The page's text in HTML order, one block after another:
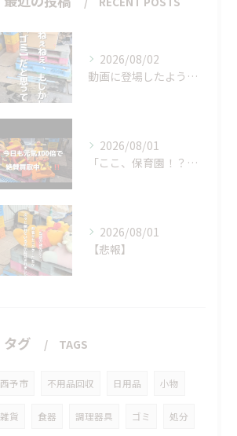
2026/08/02
動画に登場したような…
2026/08/01
「ここ、保育園！？」と
2026/08/01
【悲報】
タグ TAGS
西予市 不用品回収 日用品 小物
雑貨 食器 調理器具 ゴミ 処分